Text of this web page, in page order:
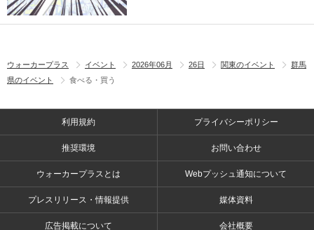
ウォーカープラス イベント 2026年06月 26日 関東のイベント
群馬
県のイベント
食べる・買う
利用規約 プライバシーポリシー
推奨環境 お問い合わせ
ウォーカープラスとは Webプッシュ通知について
プレスリリース・情報提供 媒体資料
広告掲載について 会社概要